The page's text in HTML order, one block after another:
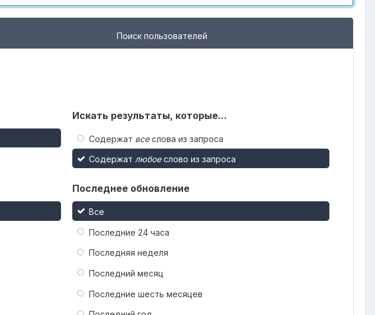
Поиск пользователей
Искать результаты, которые...
Содержат всеслова из запроса
Содержат любоеслово из запроса
Последнее обновление
Все
Последние 24 часа
Последняя неделя
Последний месяц
Последние шесть месяцев